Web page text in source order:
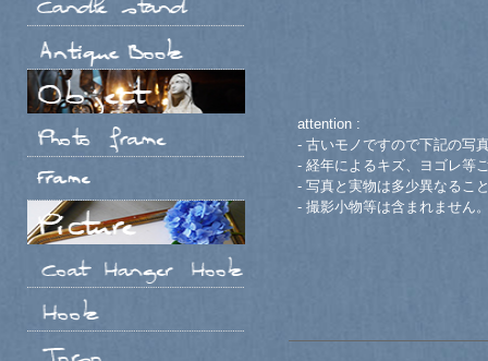
attention :
- 古いモノですので下記の写
- 経年によるキズ、ヨゴレ等
- 写真と実物は多少異なるこ
- 撮影小物等は含まれません